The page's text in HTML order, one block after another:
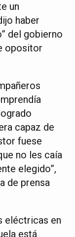
un
haber
del gobierno
opositor
capaz de
fuese
no les caía
elegido”,
de prensa
eléctricas en
está